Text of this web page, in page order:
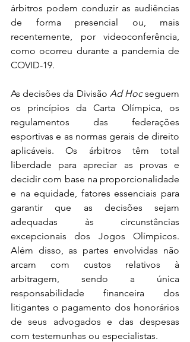
árbitros podem conduzir as audiências
de forma presencial ou, mais
recentemente, por videoconferência,
como ocorreu durante a pandemia de
COVID-19.
As decisões da Divisão Ad Hoc seguem
os princípios da Carta Olímpica, os
regulamentos das federações
esportivas e as normas gerais de direito
aplicáveis. Os árbitros têm total
liberdade para apreciar as provas e
decidir com base na proporcionalidade
e na equidade, fatores essenciais para
garantir que as decisões sejam
adequadas às circunstâncias
excepcionais dos Jogos Olímpicos.
Além disso, as partes envolvidas não
arcam com custos relativos à
arbitragem, sendo a única
responsabilidade financeira dos
litigantes o pagamento dos honorários
de seus advogados e das despesas
com testemunhas ou especialistas.